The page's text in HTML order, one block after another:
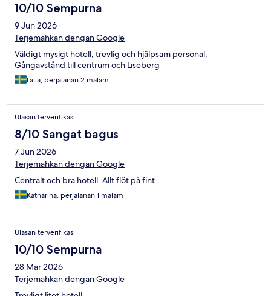
10/10 Sempurna
9 Jun 2026
Terjemahkan dengan Google
Väldigt mysigt hotell, trevlig och hjälpsam personal.
Gångavstånd till centrum och Liseberg
Laila, perjalanan 2 malam
Ulasan terverifikasi
8/10 Sangat bagus
7 Jun 2026
Terjemahkan dengan Google
Centralt och bra hotell. Allt flöt på fint.
Katharina, perjalanan 1 malam
Ulasan terverifikasi
10/10 Sempurna
28 Mar 2026
Terjemahkan dengan Google